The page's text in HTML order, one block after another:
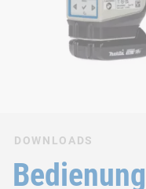
DOWNLOADS